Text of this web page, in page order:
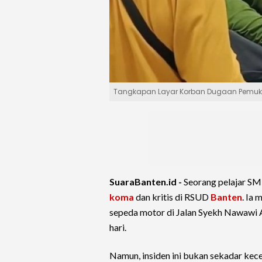
Tangkapan Layar Korban Dugaan
SuaraBanten.id - Seorang pelajar
koma dan kritis di RSUD Banten. Ia
sepeda motor di Jalan Syekh
hari.
Namun, insiden ini bukan sekadar